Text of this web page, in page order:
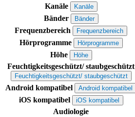
Kanäle Kanäle
Bänder
Bänder
Frequenzbereich
Frequenzbereich
Hörprogramme
Hörprogramme
Höhe
Höhe
Feuchtigkeitsgeschützt/ staubgeschützt
Feuchtigkeitsgeschützt/ staubgeschützt
Android kompatibel Android kompatibel
iOS kompatibel iOS kompatibel
Audiologie